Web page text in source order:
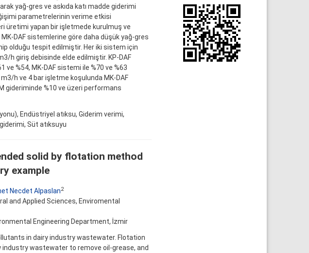
yağ-gres ve askıda katı madde giderimi
parametrelerinin verime etkisi
üretimi yapan bir işletmede kurulmuş ve
MK-DAF sistemlerine göre daha düşük yağ-gres
olduğu tespit edilmiştir. Her iki sistem için
h giriş debisinde elde edilmiştir. KP-DAF
ve %54, MK-DAF sistemi ile %70 ve %63
h ve 4 bar işletme koşulunda MK-DAF
gideriminde %10 ve üzeri performans
Endüstriyel atıksu, Giderim verimi,
Süt atıksuyu
solid by flotation method
example
Necdet Alpaslan2
and Applied Sciences, Enviromental
Engineering Department, İzmir
in dairy industry wastewater. Flotation
industry wastewater to remove oil-grease, and